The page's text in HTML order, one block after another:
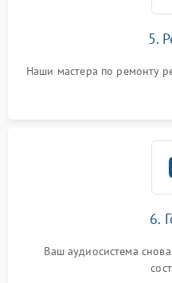
5.
Наши мастера по ремонту
6.
Ваш аудиосистема